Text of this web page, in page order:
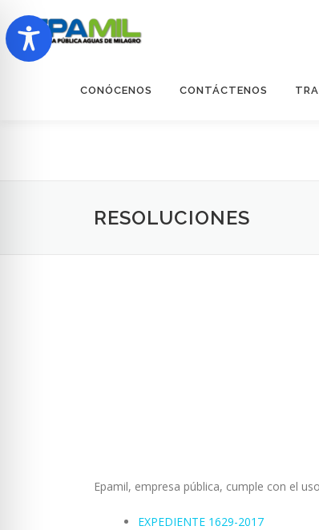
al
contenido
CONÓCENOS CONTÁCTENOS
RESOLUCIONES
Epamil, empresa pública, cumple con el
EXPEDIENTE 1629-2017